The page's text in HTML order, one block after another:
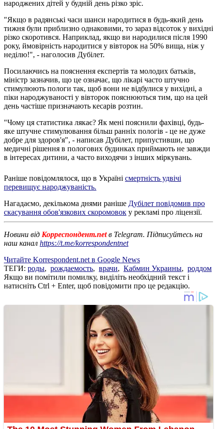
народжених дітей у будній день різко зріс.
"Якщо в радянські часи шанси народитися в будь-який день
тижня були приблизно однаковими, то зараз відсоток у вихідні
різко скоротився. Наприклад, якщо ви народилися після 1990
року, ймовірність народитися у вівторок на 50% вища, ніж у
неділю!", - наголосив Дубілет.
Посилаючись на пояснення експертів та молодих батьків,
міністр зазначив, що це означає, що лікарі часто штучно
стимулюють пологи так, щоб вони не відбулися у вихідні, а
піки народжуваності у вівторок пояснюються тим, що на цей
день частіше призначають кесарів розтин.
"Чому ця статистика лякає? Як мені пояснили фахівці, будь-
яке штучне стимулювання більш ранніх пологів - це не дуже
добре для здоров'я", - написав Дубілет, припустивши, що
медичні рішення в пологових будинках приймають не завжди
в інтересах дитини, а часто виходячи з інших міркувань.
Раніше повідомлялося, що в Україні смертність удвічі
перевищує народжуваність.
Нагадаємо, декількома днями раніше Дубілет повідомив про
скасування обов'язкових скоромовок у рекламі про ліцензії.
Новини від Корреспондент.netв Telegram. Підписуйтесь на
наш канал https://t.me/korrespondentnet
Читайте Korrespondent.net в Google News
ТЕГИ: роды, рождаемость, врачи, Кабмин Украины, роддом
Якщо ви помітили помилку, виділіть необхідний текст і
натисніть Ctrl + Enter, щоб повідомити про це редакцію.